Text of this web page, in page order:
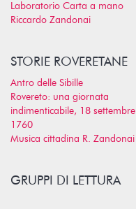
Laboratorio Carta a mano
Riccardo Zandonai
STORIE ROVERETANE
Antro delle Sibille
Rovereto: una giornata
indimenticabile, 18 settembre
1760
Musica cittadina R. Zandonai
GRUPPI DI LETTURA